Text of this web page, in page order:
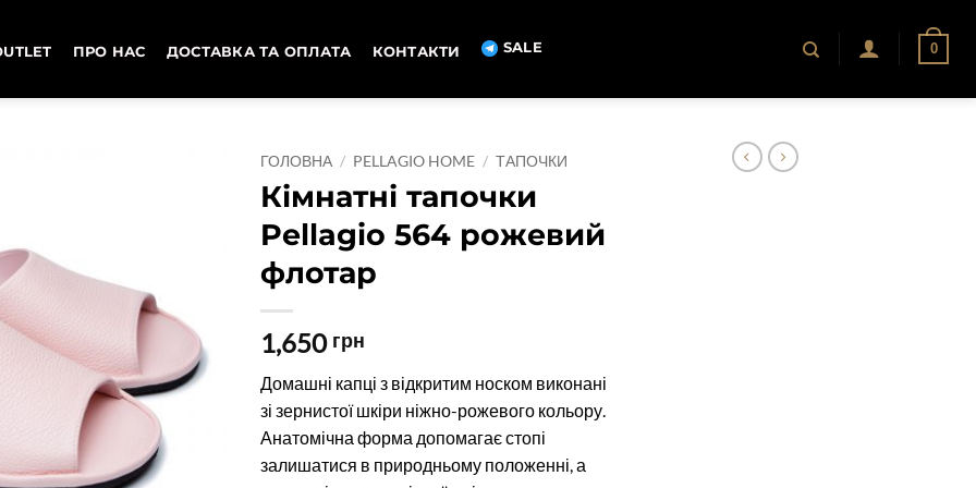
ПРО НАС ДОСТАВКА ТА ОПЛАТА КОНТАКТИ SALE 0
ГОЛОВНА / PELLAGIO HOME / ТАПОЧКИ
Кімнатні тапочки
Pellagio 564 рожевий
флотар
1,650 грн
Домашні капці з відкритим носком виконані
зі зернистої шкіри ніжно-рожевого кольору.
Анатомічна форма допомагає стопі
залишатися в природньому положенні, а